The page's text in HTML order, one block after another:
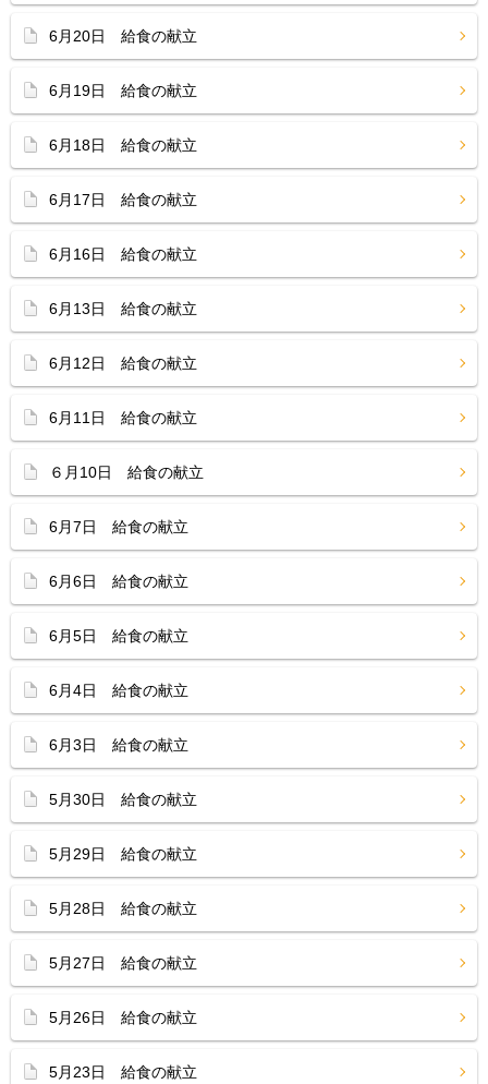
6月20日 給食の献立
6月19日 給食の献立
6月18日 給食の献立
6月17日 給食の献立
6月16日 給食の献立
6月13日 給食の献立
6月12日 給食の献立
6月11日 給食の献立
６月10日 給食の献立
6月7日 給食の献立
6月6日 給食の献立
6月5日 給食の献立
6月4日 給食の献立
6月3日 給食の献立
5月30日 給食の献立
5月29日 給食の献立
5月28日 給食の献立
5月27日 給食の献立
5月26日 給食の献立
5月23日 給食の献立